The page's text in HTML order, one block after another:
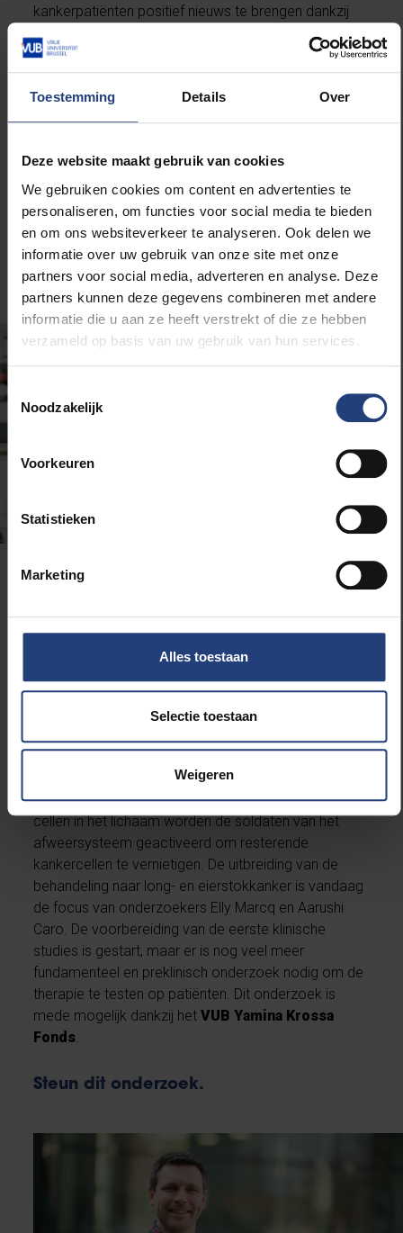
Toestemming Details Over
Deze website maakt gebruik van cookies
We gebruiken cookies om content en advertenties te
personaliseren, om functies voor social media te bieden
en om ons websiteverkeer te analyseren. Ook delen we
informatie over uw gebruik van onze site met onze
partners voor social media, adverteren en analyse. Deze
partners kunnen deze gegevens combineren met andere
informatie die u aan ze heeft verstrekt of die ze hebben
verzameld op basis van uw gebruik van hun services.
Toestemmingsselectie
Noodzakelijk
Voorkeuren
Statistieken
Marketing
Alles toestaan
Selectie toestaan
Weigeren
kankerpatiënten positief nieuws te brengen dankzij
immunotherapie. Maar in 2016 sloeg het noodlot toe
en werd zijzelf kankerpatiënt. De klassieke
behandelingen zoals chemo- en radiotherapie
werkten helaas niet. Uiteindelijk kreeg ze
immunotherapie en genas.Haar eigen onderzoek
strategieën om de kankerceldodende functie
van T-cellen te ondersteunen , waaronder de
blokkage van de negatieve signalen die kankercellen
uitsturen om T-cellen te misleiden.
Steun dit onderzoek.
Prof. dr. ir. Damya Laoui
ontwikkelaar van een
kankervaccin
Bijna 90% van de sterfgevallen aan kanker zijn het
gevolg van herval en uitzaaiingen. Daarom werkt
herval en uitzaaiingen van borstkanker. Hierbij
worden cellen van ons afweersysteem, dendritische
cellen, geïsoleerd uit tumoren. Na injectie van deze
cellen in het lichaam worden de soldaten van het
afweersysteem geactiveerd om resterende
kankercellen te vernietigen. De uitbreiding van de
behandeling naar long- en eierstokkanker is vandaag
de focus van onderzoekers Elly Marcq en Aarushi
Caro. De voorbereiding van de eerste klinische
studies is gestart, maar er is nog veel meer
fundamenteel en preklinisch onderzoek nodig om de
therapie te testen op patiënten. Dit onderzoek is
mede mogelijk dankzij hetVUB Yamina Krossa
Fonds.
Steun dit onderzoek.